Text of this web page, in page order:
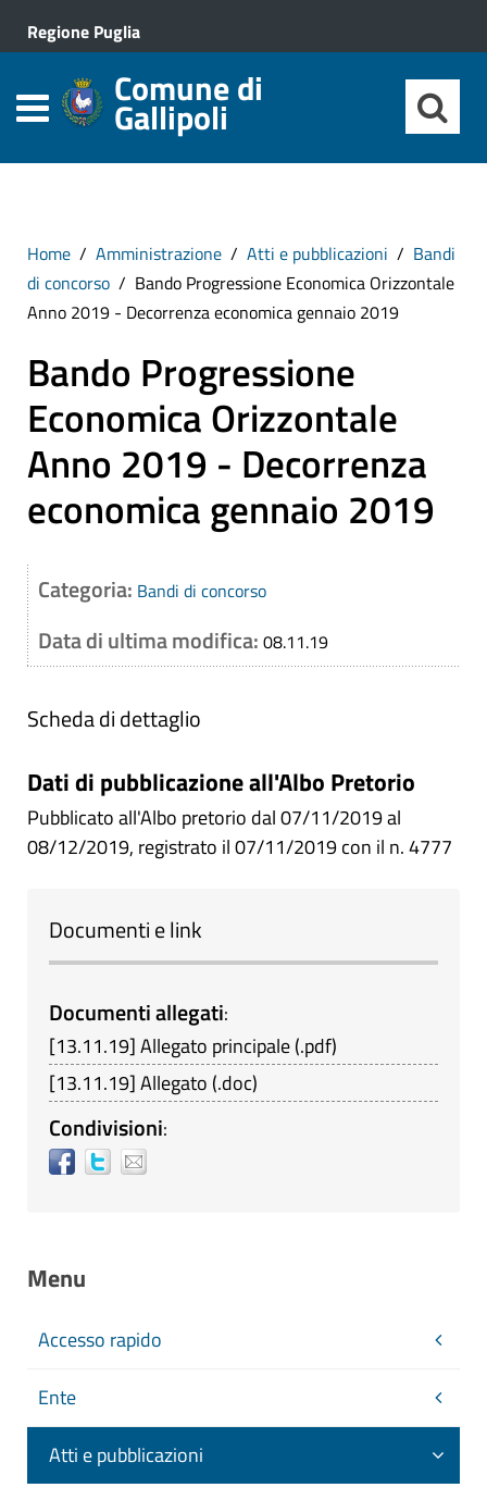
Regione Puglia
Comune di
Gallipoli
Home Amministrazione Atti e pubblicazioni
Bandi
di concorso
Bando Progressione Economica Orizzontale
Anno 2019 - Decorrenza economica gennaio 2019
Bando Progressione
Economica Orizzontale
Anno 2019 - Decorrenza
economica gennaio 2019
Categoria: Bandi di concorso
Data di ultima modifica: 08.11.19
Scheda di dettaglio
Dati di pubblicazione all'Albo Pretorio
Pubblicato all'Albo pretorio dal 07/11/2019 al
08/12/2019, registrato il 07/11/2019 con il n. 4777
Documenti e link
Documenti allegati:
[13.11.19]Allegato principale(.pdf)
[13.11.19]Allegato (.doc)
Condivisioni:
Menu
Accesso rapido
Ente
Atti e pubblicazioni